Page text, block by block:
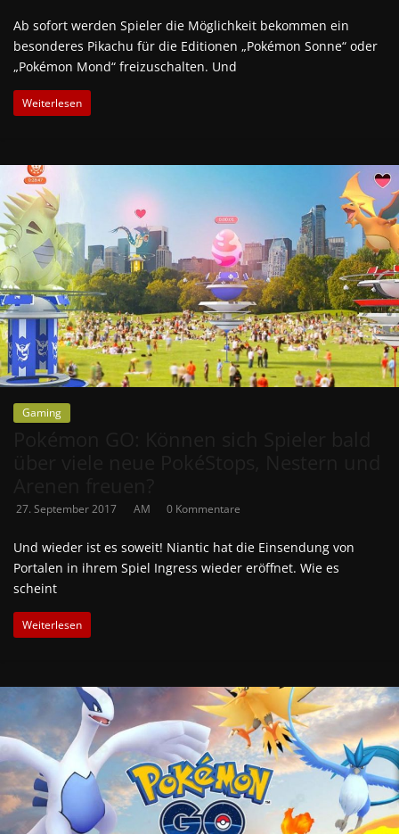
Ab sofort werden Spieler die Möglichkeit bekommen ein
besonderes Pikachu für die Editionen „Pokémon Sonne“ oder
„Pokémon Mond“ freizuschalten. Und
Weiterlesen
Gaming
27. September 2017 AM 0 Kommentare
Und wieder ist es soweit! Niantic hat die Einsendung von
Portalen in ihrem Spiel Ingress wieder eröffnet. Wie es
scheint
Weiterlesen